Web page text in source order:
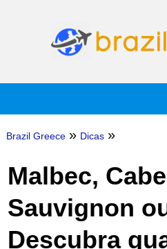
Brazil Greece » Dicas »
Malbec,
Sauvignon
Descubra